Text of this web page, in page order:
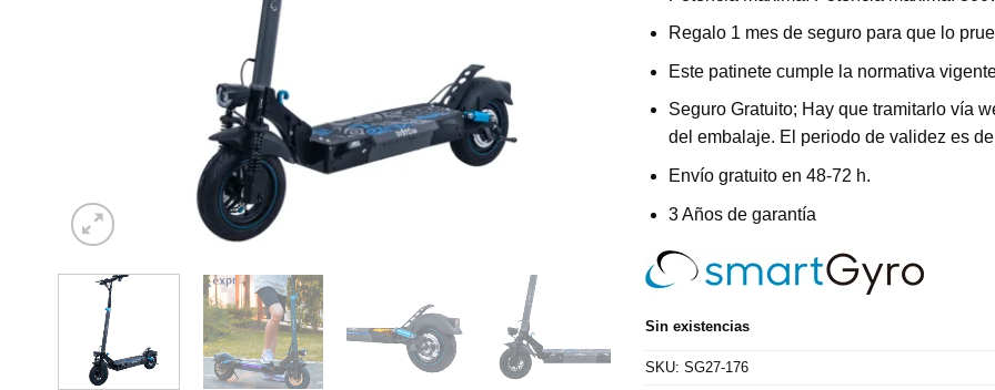
Regalo 1 mes de seguro para que lo
Este patinete cumple la normativa
Seguro Gratuito; Hay que tramitarlo vía
del embalaje. El periodo de validez es
Envío gratuito en 48-72 h.
3 Años de garantía
Sin existencias
SKU:SG27-176